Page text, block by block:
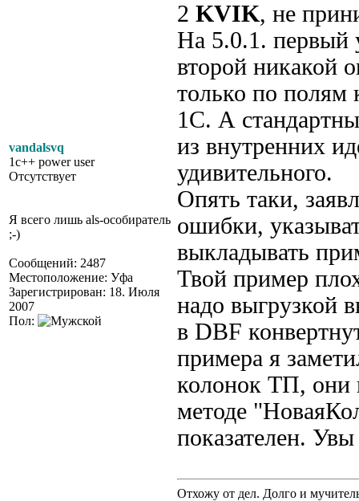
vandalsvq
1c++ power user
Отсутствует
Я всего лишь als-особиратель
;-)
Сообщений: 2487
Местоположение: Уфа
Зарегистрирован: 18. Июля
2007
Пол:
2 KVIK, не
На 5.0.1. первый
второй никакой
только по полям
1С. А
из внутренних
удивительного.
Опять таки,
ошибки,
выкладывать
Твой пример
надо выгрузкой
в DBF
примера я
колонок ТП, они
методе
показателен.
Отхожу от дел. Долго и